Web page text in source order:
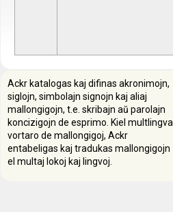
Ackr katalogas kaj difinas akronimojn,
siglojn, simbolajn signojn kaj aliaj
mallongigojn, t.e. skribajn aŭ parolajn
koncizigojn de esprimo. Kiel multlingva
vortaro de mallongigoj, Ackr
entabeligas kaj tradukas mallongigojn
el multaj lokoj kaj lingvoj.